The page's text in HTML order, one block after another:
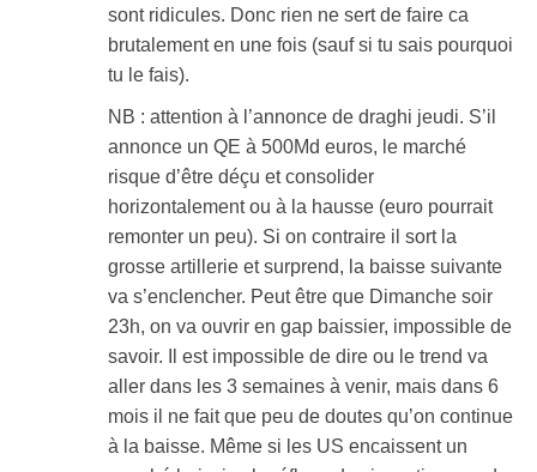
sont ridicules. Donc rien ne sert de faire ca
brutalement en une fois (sauf si tu sais pourquoi
tu le fais).
NB : attention à l’annonce de draghi jeudi. S’il
annonce un QE à 500Md euros, le marché
risque d’être déçu et consolider
horizontalement ou à la hausse (euro pourrait
remonter un peu). Si on contraire il sort la
grosse artillerie et surprend, la baisse suivante
va s’enclencher. Peut être que Dimanche soir
23h, on va ouvrir en gap baissier, impossible de
savoir. Il est impossible de dire ou le trend va
aller dans les 3 semaines à venir, mais dans 6
mois il ne fait que peu de doutes qu’on continue
à la baisse. Même si les US encaissent un